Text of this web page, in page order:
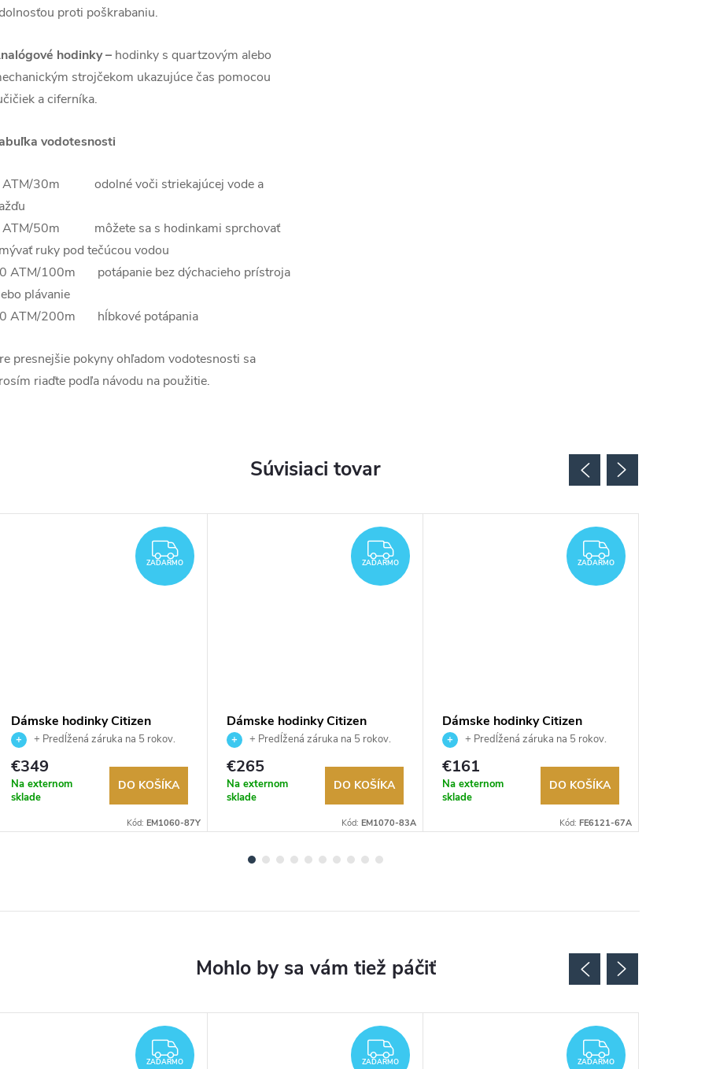
proti poškrabaniu.
hodinky – hodinky s quartzovým alebo
strojčekom ukazujúce čas pomocou
a ciferníka.
vodotesnosti
ATM/30m odolné voči striekajúcej vode a
ATM/50m môžete sa s hodinkami sprchovať
ruky pod tečúcou vodou
ATM/100m potápanie bez dýchacieho prístroja
plávanie
ATM/200m hĺbkové potápania
presnejšie pokyny ohľadom vodotesnosti sa
riaďte podľa návodu na použitie.
Súvisiaci tovar
ZADARMO
ZADARMO
Dámske hodinky Citizen
EM1060-87Y
+ Predĺžená záruka na 5 rokov.
Až 100 dní na vrátenie tovaru.
Autorizovaný predajca.
€349
Na externom
sklade
DO KOŠÍKA
Kód: EM1060-87Y
ZADARMO
ZADARMO
Dámske hodinky Citizen
EM1070-83A
+ Predĺžená záruka na 5 rokov.
Až 100 dní na vrátenie tovaru.
Autorizovaný predajca.
€265
Na externom
sklade
DO KOŠÍKA
Kód: EM1070-83A
ZADARMO
ZADARMO
Dámske hodinky Citizen
FE6121-67A
+ Predĺžená záruka na 5 rokov.
Až 100 dní na vrátenie tovaru.
Autorizovaný predajca.
€161
Na externom
sklade
DO KOŠÍKA
Kód: FE6121-67A
ZADARMO
ZADARMO
ZADARMO
ZADARMO
ZADARMO
ZADARMO